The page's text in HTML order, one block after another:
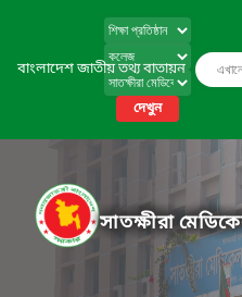
বাংলাদেশ জাতীয় তথ্য বাতায়ন
দেখুন
সাতক্ষীরা